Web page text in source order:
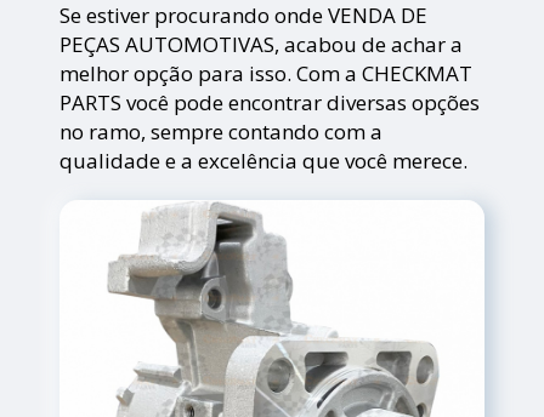
Se estiver procurando onde VENDA DE
PEÇAS AUTOMOTIVAS, acabou de achar a
melhor opção para isso. Com a CHECKMAT
PARTS você pode encontrar diversas opções
no ramo, sempre contando com a
qualidade e a excelência que você merece.